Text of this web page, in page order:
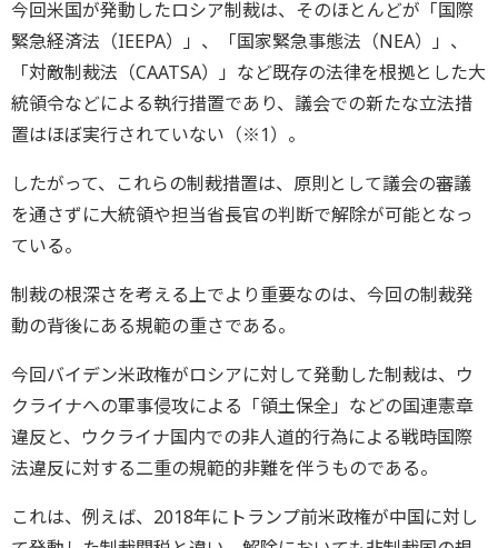
今回米国が発動したロシア制裁は、そのほとんどが「国際
緊急経済法（IEEPA）」、「国家緊急事態法（NEA）」、
「対敵制裁法（CAATSA）」など既存の法律を根拠とした大
統領令などによる執行措置であり、議会での新たな立法措
置はほぼ実行されていない（※1）。
したがって、これらの制裁措置は、原則として議会の審議
を通さずに大統領や担当省長官の判断で解除が可能となっ
ている。
制裁の根深さを考える上でより重要なのは、今回の制裁発
動の背後にある規範の重さである。
今回バイデン米政権がロシアに対して発動した制裁は、ウ
クライナへの軍事侵攻による「領土保全」などの国連憲章
違反と、ウクライナ国内での非人道的行為による戦時国際
法違反に対する二重の規範的非難を伴うものである。
これは、例えば、2018年にトランプ前米政権が中国に対し